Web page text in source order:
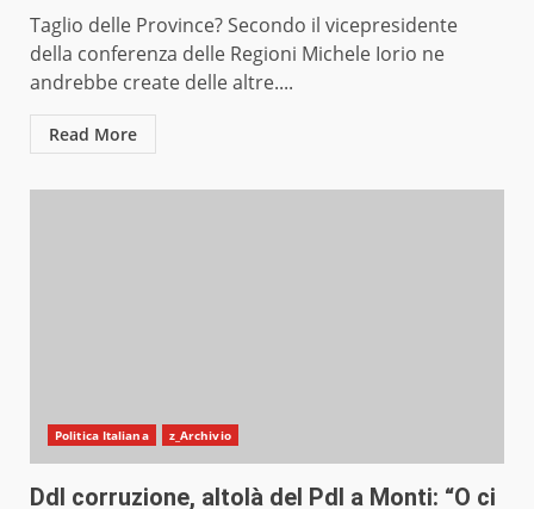
Taglio delle Province? Secondo il vicepresidente
della conferenza delle Regioni Michele Iorio ne
andrebbe create delle altre....
Read More
Politica Italiana z_Archivio
Ddl corruzione, altolà del Pdl a Monti: “O ci